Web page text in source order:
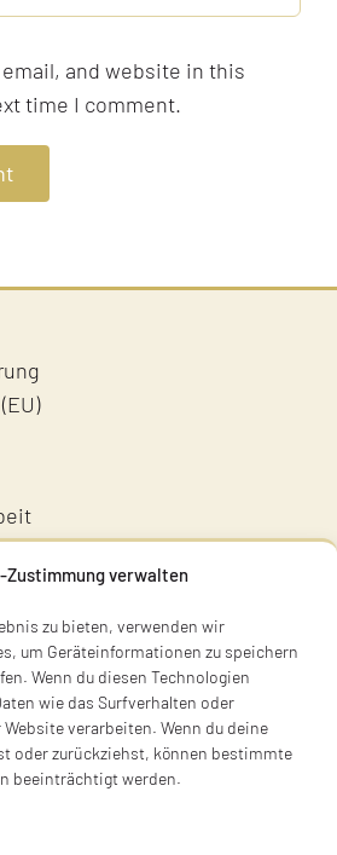
Zustimmung verwalten
zu bieten, verwenden wir
um Geräteinformationen zu speichern
Wenn du diesen Technologien
wie das Surfverhalten oder
verarbeiten. Wenn du deine
oder zurückziehst, können bestimmte
beeinträchtigt werden.
email, and website in this
time I comment.